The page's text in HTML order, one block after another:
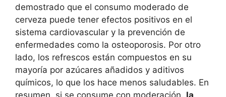
demostrado que el consumo moderado de
cerveza puede tener efectos positivos en el
sistema cardiovascular y la prevención de
enfermedades como la osteoporosis. Por otro
lado, los refrescos están compuestos en su
mayoría por azúcares añadidos y aditivos
químicos, lo que los hace menos saludables. En
resumen, si se consume con moderación, la